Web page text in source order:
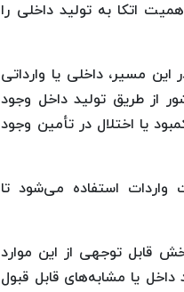
اتکا به تولید داخلی را
مسیر، داخلی یا وارداتی
از طریق تولید داخل وجود
یا اختلال در تأمین وجود
واردات استفاده می‌شود تا
قابل توجهی از این موارد
داخل یا مشابه‌های قابل قبول